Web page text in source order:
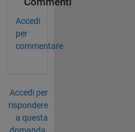
Accedi
per
commentare.
Accedi per
rispondere
a questa
domanda.